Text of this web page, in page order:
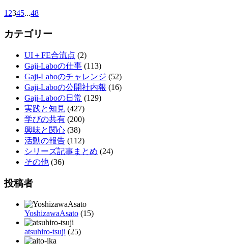
1 2345...48
カテゴリー
UI＋FE合流点 (2)
Gaji-Laboの仕事 (113)
Gaji-Laboのチャレンジ (52)
Gaji-Laboの公開社内報 (16)
Gaji-Laboの日常 (129)
実践と知見 (427)
学びの共有 (200)
興味と関心 (38)
活動の報告 (112)
シリーズ記事まとめ (24)
その他 (36)
投稿者
YoshizawaAsato (15)
atsuhiro-tsuji (25)